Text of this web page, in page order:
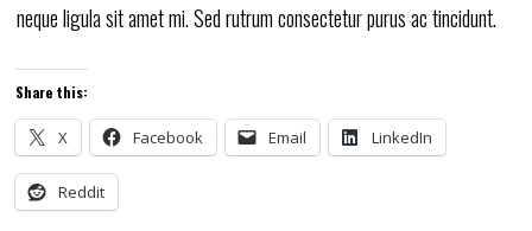
neque ligula sit amet mi. Sed rutrum consectetur purus ac tincidunt.
Share this:
X Facebook Email LinkedIn
Reddit